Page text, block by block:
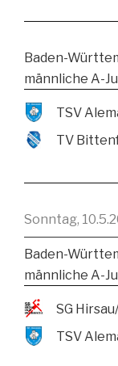
Baden-
männliche A-
TV
Sonntag,
Baden-
männliche A-
SG